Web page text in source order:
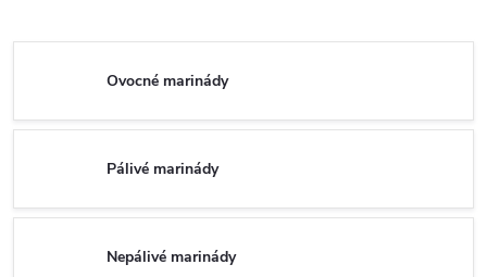
Ovocné marinády
Pálivé marinády
Nepálivé marinády